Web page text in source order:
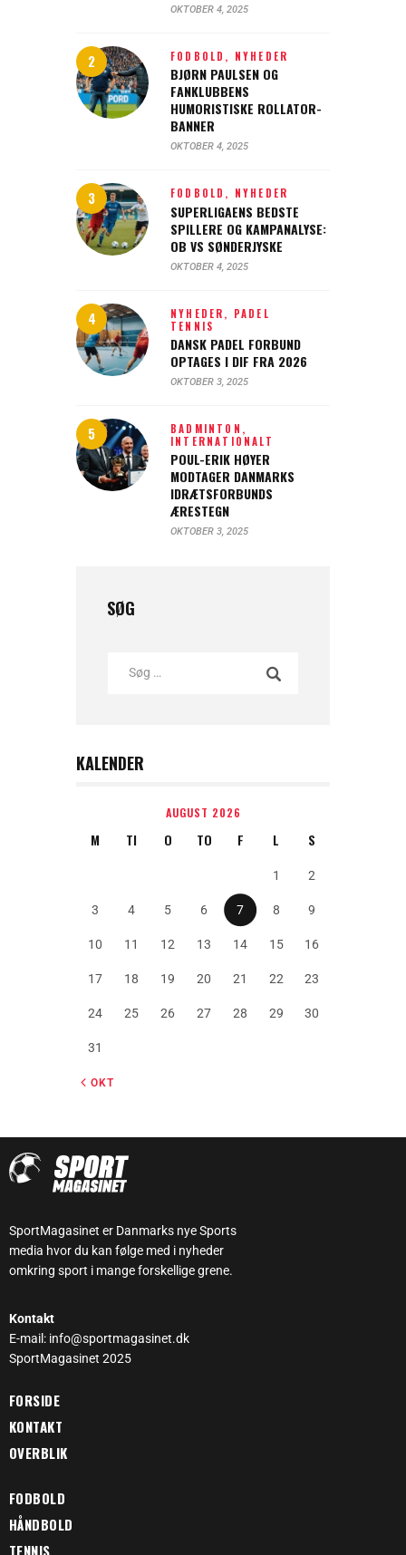
OKTOBER 4, 2025
FODBOLD, NYHEDER
BJØRN PAULSEN OG
FANKLUBBENS
HUMORISTISKE ROLLATOR-
BANNER
OKTOBER 4, 2025
FODBOLD, NYHEDER
SUPERLIGAENS BEDSTE
SPILLERE OG KAMPANALYSE:
OB VS SØNDERJYSKE
OKTOBER 4, 2025
NYHEDER, PADEL
TENNIS
DANSK PADEL FORBUND
OPTAGES I DIF FRA 2026
OKTOBER 3, 2025
BADMINTON,
INTERNATIONALT
POUL-ERIK HØYER
MODTAGER DANMARKS
IDRÆTSFORBUNDS
ÆRESTEGN
OKTOBER 3, 2025
SØG
KALENDER
AUGUST 2026
M TI O TO F L S
1 2
3 4 5 6 7 8 9
10 11 12 13 14 15 16
17 18 19 20 21 22 23
24 25 26 27 28 29 30
31
« OKT
SportMagasinet er Danmarks nye Sports
media hvor du kan følge med i nyheder
omkring sport i mange forskellige grene.
Kontakt
E-mail: info@sportmagasinet.dk
SportMagasinet 2025
FORSIDE
KONTAKT
OVERBLIK
FODBOLD
HÅNDBOLD
TENNIS